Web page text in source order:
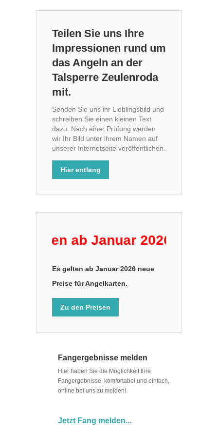
Teilen Sie uns Ihre
Impressionen rund um
das Angeln an der
Talsperre Zeulenroda
mit.
Senden Sie uns ihr Lieblingsbild und
schreiben Sie einen kleinen Text
dazu. Nach einer Prüfung werden
wir Ihr Bild unter ihrem Namen auf
unserer Internetseite veröffentlichen.
Hier entlang
ab Januar 2026 neue
Es gelten ab Januar 2026 neue
Preise für Angelkarten.
Zu den Preisen
Fangergebnisse melden
Hier haben Sie die Möglichkeit Ihre
Fangergebnisse, komfortabel und einfach,
online bei uns zu melden!
Jetzt Fang melden...